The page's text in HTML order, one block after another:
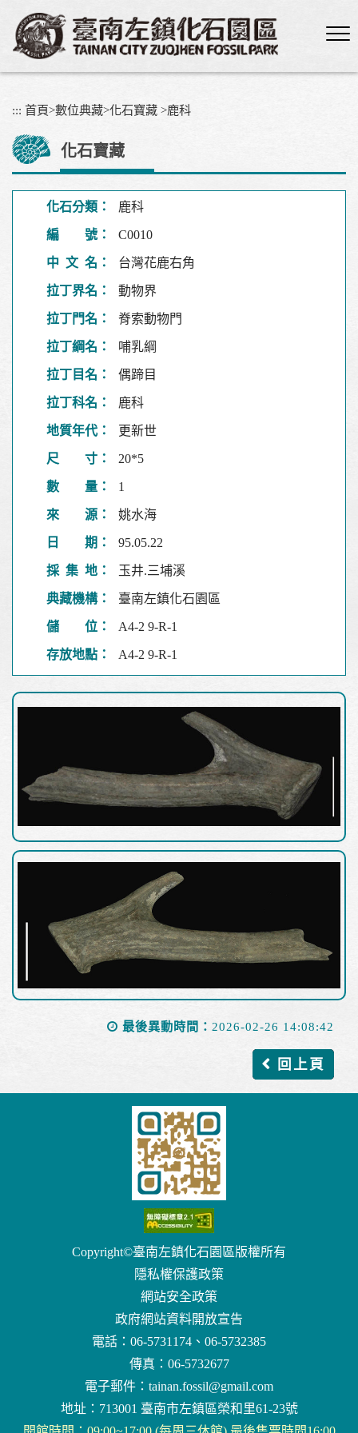
內
::: 首頁>數位典藏>化石寶藏 >鹿科
化石寶藏
化石分類： 鹿科
編 號： C0010
中 文 名： 台灣花鹿右角
拉丁界名： 動物界
拉丁門名： 脊索動物門
拉丁綱名： 哺乳綱
拉丁目名： 偶蹄目
拉丁科名： 鹿科
地質年代： 更新世
尺 寸： 20*5
數 量： 1
來 源： 姚水海
日 期： 95.05.22
採 集 地： 玉井.三埔溪
典藏機構： 臺南左鎮化石園區
儲 位： A4-2 9-R-1
存放地點： A4-2 9-R-1
最後異動時間： 2026-02-26 14:08:42
回上頁
Copyright©臺南左鎮化石園區版權所有
隱私權保護政策
網站安全政策
政府網站資料開放宣告
電話：06-5731174、06-5732385
傳真：06-5732677
電子郵件： tainan.fossil@gmail.com
地址：713001 臺南市左鎮區榮和里61-23號